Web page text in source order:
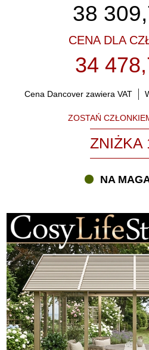
38
CENA DLA
34
Cena Dancover zawiera VAT
ZOSTAŃ
ZNIŻKA
NA